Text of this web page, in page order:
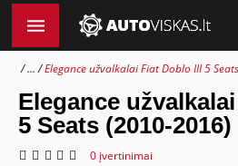
... Elegance užvalkalai Fiat Doblo III 5
Elegance
5 Seats (2010-2016)
0 įvertinimai